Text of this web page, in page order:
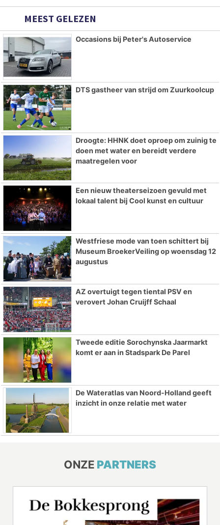
MEEST GELEZEN
Occasions bij Peter's Autoservice
DTS gastheer van strijd om Zuurkoolcup
Droogte: HHNK doet oproep om zuinig te
doen met water en bereidt verdere
maatregelen voor
Een nieuw theaterseizoen gevuld met
lokaal talent bij Cool kunst en cultuur
Westfriese mode van toen schittert bij
Museum BroekerVeiling op woensdag 12
augustus
AZ overtuigt tegen tiental PSV en
verovert Johan Cruijff Schaal
Tweede editie Sorochynska Jaarmarkt
komt er aan in Stadspark De Parel
De Wateratlas van Noord-Holland geeft
inzicht in onze relatie met water
ONZE PARTNERS